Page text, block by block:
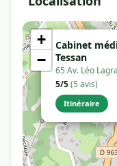
Cabinet
Tessan
65 Av. Léo
5/5(5 avis)
Itinéraire
+
−